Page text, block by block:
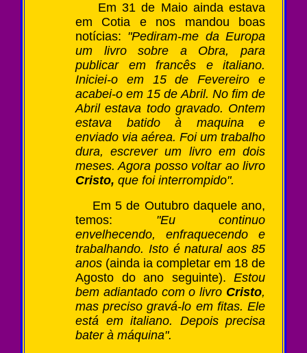
Em 31 de Maio ainda estava
em Cotia e nos mandou boas
notícias: "Pediram-me da Europa
um livro sobre a Obra, para
publicar em francês e italiano.
Iniciei-o em 15 de Fevereiro e
acabei-o em 15 de Abril. No fim de
Abril estava todo gravado. Ontem
estava batido à maquina e
enviado via aérea. Foi um trabalho
dura, escrever um livro em dois
meses. Agora posso voltar ao livro
Cristo, que foi interrompido".
Em 5 de Outubro daquele ano,
temos: "Eu continuo
envelhecendo, enfraquecendo e
trabalhando. Isto é natural aos 85
anos (ainda ia completar em 18 de
Agosto do ano seguinte). Estou
bem adiantado com o livro Cristo,
mas preciso gravá-lo em fitas. Ele
está em italiano. Depois precisa
bater à máquina".